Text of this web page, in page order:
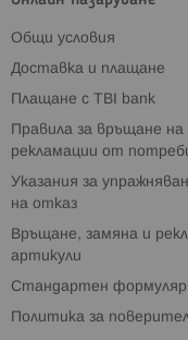
Общи условия
Доставка и плащане
Плащане с TBI bank
Правила за връщане на
рекламации от
Указания за
на отказ
Връщане, замяна и
артикули
Стандартен формуляр
Политика за